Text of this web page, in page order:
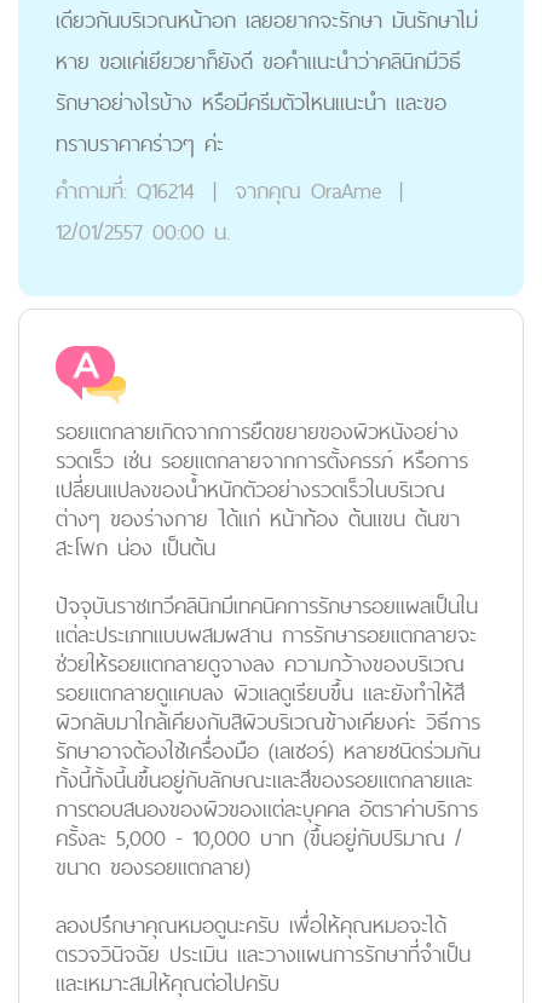
เดียวกันบริเวณหน้าอก เลยอยากจะรักษา มันรักษาไม่
หาย ขอแค่เยียวยาก็ยังดี ขอคำแนะนำว่าคลินิกมีวิธี
รักษาอย่างไรบ้าง หรือมีครีมตัวไหนแนะนำ และขอ
ทราบราคาคร่าวๆ ค่ะ
คำถามที่: Q16214 | จากคุณ OraAme |
12/01/2557 00:00 น.
รอยแตกลายเกิดจากการยืดขยายของผิวหนังอย่าง
รวดเร็ว เช่น รอยแตกลายจากการตั้งครรภ์ หรือการ
เปลี่ยนแปลงของน้ำหนักตัวอย่างรวดเร็วในบริเวณ
ต่างๆ ของร่างกาย ได้แก่ หน้าท้อง ต้นแขน ต้นขา
สะโพก น่อง เป็นต้น
ป้จจุบันราชเทวีคลินิกมีเทคนิคการรักษารอยแผลเป็นใน
แต่ละประเภทแบบผสมผสาน การรักษารอยแตกลายจะ
ช่วยให้รอยแตกลายดูจางลง ความกว้างของบริเวณ
รอยแตกลายดูแคบลง ผิวแลดูเรียบขึ้น และยังทำให้สี
ผิวกลับมาใกล้เคียงกับสิผิวบริเวณข้างเคียงค่ะ วิธีการ
รักษาอาจต้องใช้เครื่องมือ (เลเซอร์) หลายชนิดร่วมกัน
ทั้งนี้ทั้งนี้นขึ้นอยู่กับลักษณะและสีของรอยแตกลายและ
การตอบสนองของผิวของแต่ละบุคคล อัตราค่าบริการ
ครั้งละ 5,000 - 10,000 บาท (ขึ้นอยู่กับปริมาณ /
ขนาด ของรอยแตกลาย)
ลองปรึกษาคุณหมอดูนะครับ เพื่อให้คุณหมอจะได้
ตรวจวินิจฉัย ประเมิน และวางแผนการรักษาที่จำเป็น
และเหมาะสมให้คุณต่อไปครับ